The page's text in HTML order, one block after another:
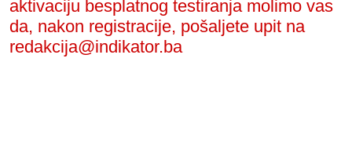
aktivaciju besplatnog testiranja molimo vas
da, nakon registracije, pošaljete upit na
redakcija@indikator.ba